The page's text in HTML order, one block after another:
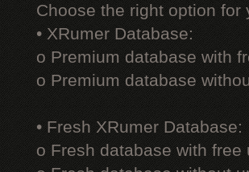
Choose the right option for
• XRumer Database:
o Premium database with
o Premium database
• Fresh XRumer Database:
o Fresh database with free